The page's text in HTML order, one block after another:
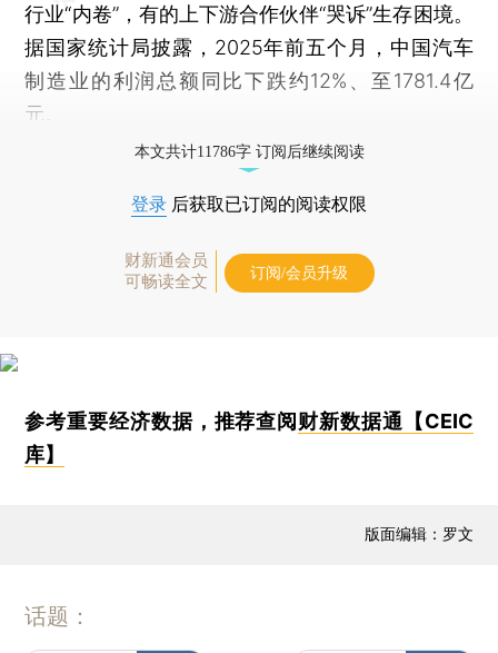
行业“内卷”，有的上下游合作伙伴“哭诉”生存困境。
据国家统计局披露，2025年前五个月，中国汽车
制造业的利润总额同比下跌约12%、至1781.4亿
元。
本文共计11786字 订阅后继续阅读
登录 后获取已订阅的阅读权限
财新通会员
可畅读全文
订阅/会员升级
参考重要经济数据，推荐查阅财新数据通【CEIC
库】
版面编辑：罗文
话题：